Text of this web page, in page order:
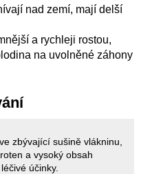
nad zemí, mají delší
a rychleji rostou,
na uvolněné záhony
zbývající sušině vlákninu,
a vysoký obsah
účinky.